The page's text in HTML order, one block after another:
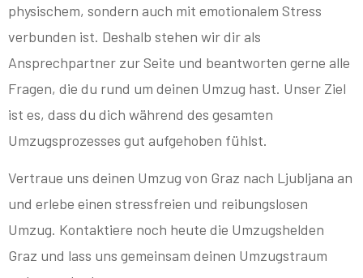
physischem, sondern auch mit emotionalem Stress
verbunden ist. Deshalb stehen wir dir als
Ansprechpartner zur Seite und beantworten gerne alle
Fragen, die du rund um deinen Umzug hast. Unser Ziel
ist es, dass du dich während des gesamten
Umzugsprozesses gut aufgehoben fühlst.
Vertraue uns deinen Umzug von Graz nach Ljubljana an
und erlebe einen stressfreien und reibungslosen
Umzug. Kontaktiere noch heute die Umzugshelden
Graz und lass uns gemeinsam deinen Umzugstraum